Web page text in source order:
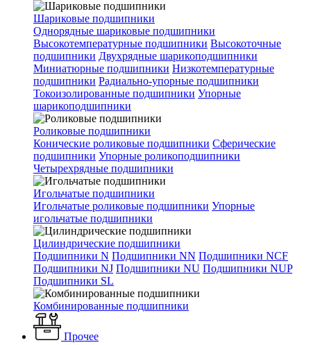
Шариковые подшипники
Однорядные шариковые подшипники
Высокотемпературные подшипники Высокоточные
подшипники Двухрядные шарикоподшипники
Миниатюрные подшипники Низкотемпературные
подшипники Радиально-упорные подшипники
Токоизолированные подшипники Упорные
шарикоподшипники
Роликовые подшипники
Конические роликовые подшипники Сферические
подшипники Упорные роликоподшипники
Четырехрядные подшипники
Игольчатые подшипники
Игольчатые роликовые подшипники Упорные
игольчатые подшипники
Цилиндрические подшипники
Подшипники N Подшипники NN Подшипники NCF
Подшипники NJ Подшипники NU Подшипники NUP
Подшипники SL
Комбинированные подшипники
Прочее